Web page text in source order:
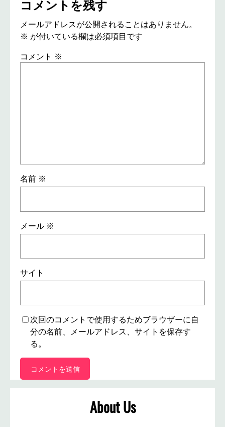
コメントを残す
メールアドレスが公開されることはありません。
※ が付いている欄は必須項目です
コメント ※
名前 ※
メール ※
サイト
次回のコメントで使用するためブラウザーに自
分の名前、メールアドレス、サイトを保存す
る。
About Us